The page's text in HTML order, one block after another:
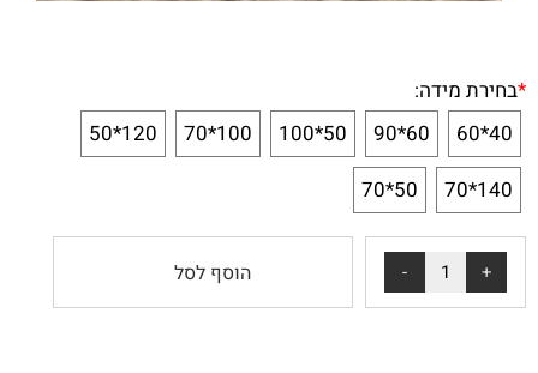
*בחירת מידה:
40*60
60*90
50*100
100*70
120*50
140*70
50*70
הוסף לסל